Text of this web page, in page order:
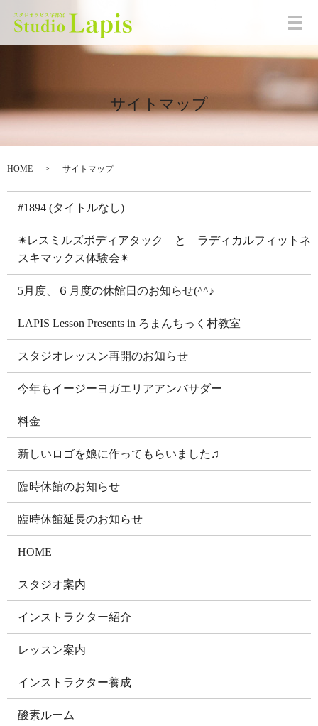
メ
サイトマップ
HOME サイトマップ
#1894 (タイトルなし)
✴レスミルズボディアタック と ラディカルフィットネ
スキマックス体験会✴
5月度、６月度の休館日のお知らせ(^^♪
LAPIS Lesson Presents in ろまんちっく村教室
スタジオレッスン再開のお知らせ
今年もイージーヨガエリアアンバサダー
料金
新しいロゴを娘に作ってもらいました♫
臨時休館のお知らせ
臨時休館延長のお知らせ
HOME
スタジオ案内
インストラクター紹介
レッスン案内
インストラクター養成
酸素ルーム